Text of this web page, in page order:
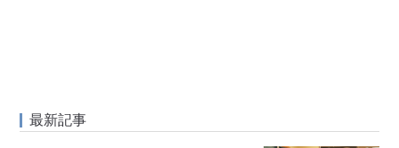
最新記事